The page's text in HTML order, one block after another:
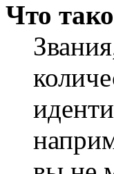
Что